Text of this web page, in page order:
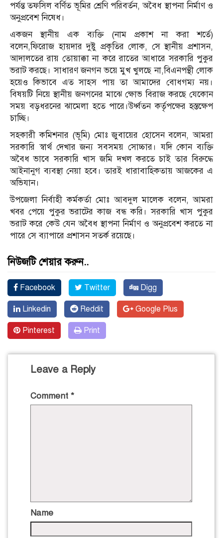
পর্যন্ত তফসিল বর্ণিত ভূমির শ্রেণি পরিবর্তন, অবৈধ স্থাপনা নির্মাণ ও
অনুপ্রবেশ নিষেধ।
একজন স্থানীয় এক ব্যক্তি (নাম প্রকাশ না করা শর্তে)
বলেন,ফিরোজ হায়দার দুষ্টু প্রকৃতির লোক, সে স্থানীয় প্রশাসন,
আদালতের রায় তোয়াক্কা না করে রাতের আধারে সরকারি পুকুর
ভরাট করছে। সাধারণ জনগন ভয়ে মুখ খুলছে না,বিএনপন্থী লোক
হয়েও কিভাবে এত সাহস পায় তা আমাদের বোধগম্য নয়।
বিষয়টি নিয়ে স্থানীয় জনগনের মাঝে ক্ষোভ বিরাজ করছে যেকোন
সময় বড়ধরনের ঝামেলা হতে পারে।উর্ধ্বতন কর্তৃপক্ষের হস্তক্ষেপ
চাচ্ছি।
সহকারী কমিশনার (ভূমি) মোঃ জুবায়ের হোসেন বলেন, আমরা
সরকারি স্বার্থ দেখার জন্য সবসময় সোচ্চার। যদি কোন ব্যক্তি
অবৈধ ভাবে সরকারি খাস জমি দখল করতে চাই তার বিরুদ্ধে
আইনানুগ ব্যবস্থা নেয়া হবে। তারই ধারাবাহিকতায় আজকের এ
অভিযান।
উপজেলা নির্বাহী কর্মকর্তা মোঃ আবদুল মালেক বলেন, আমরা
খবর পেয়ে পুকুর ভরাটের কাজ বন্ধ করি। সরকারি খাস পুকুর
ভরাট করে কেউ যেন অবৈধ স্থাপনা নির্মাণ ও অনুপ্রবেশ করতে না
পারে সে ব্যাপারে প্রশাসন সতর্ক রয়েছে।
নিউজটি শেয়ার করুন..
Facebook Twitter Digg
Linkedin Reddit Google Plus
Pinterest Print
Leave a Reply
Comment *
Name